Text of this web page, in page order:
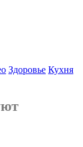
Здоровье Кухня